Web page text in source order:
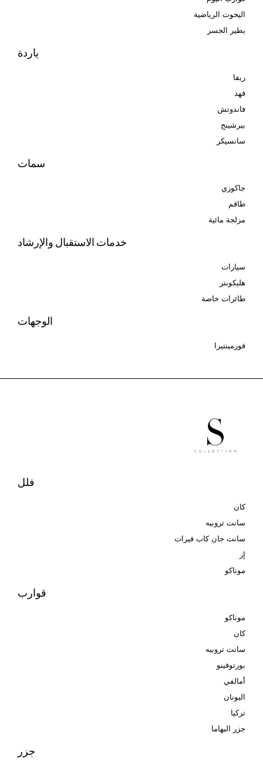
اليخوت الرياضية
يطير الجسر
ياردة
ريفا
فهد
فاندوتش
بيرشينج
سانسيكر
سمات
جاكوزي
طاقم
مزلجة مائية
خدمات الاستقبال والإرشاد
سيارات
هليكوبتر
طائرات خاصة
الوجهات
فورمينتيرا
فلل
كان
سانت تروبيه
سانت جان كاب فيرات
إز
موناكو
قوارب
موناكو
كان
سانت تروبيه
بورتوفينو
أمالفي
اليونان
تركيا
جزر البهاما
جزر